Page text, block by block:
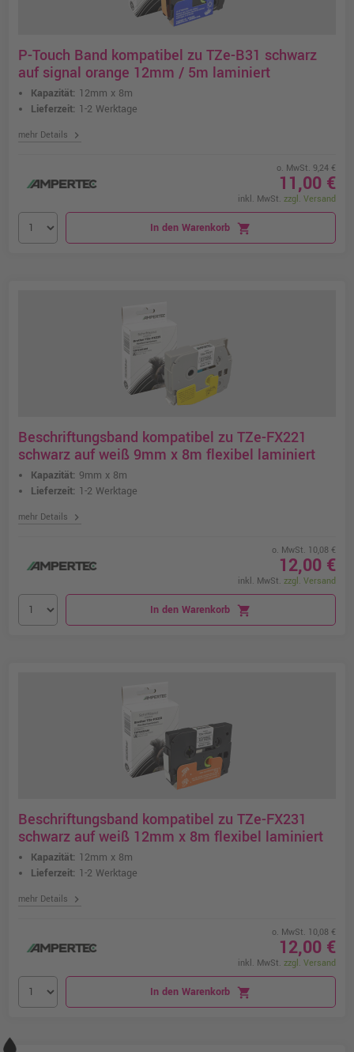
P-Touch Band kompatibel zu TZe-B31 schwarz
auf signal orange 12mm / 5m laminiert
Kapazität: 12mm x 8m
Lieferzeit: 1-2 Werktage
mehr Details chevron_right
o. MwSt. 9,24 €
11,00 €
inkl. MwSt. zzgl. Versand
In den Warenkorb shopping_cart
Beschriftungsband kompatibel zu TZe-FX221
schwarz auf weiß 9mm x 8m flexibel laminiert
Kapazität: 9mm x 8m
Lieferzeit: 1-2 Werktage
mehr Details chevron_right
o. MwSt. 10,08 €
12,00 €
inkl. MwSt. zzgl. Versand
In den Warenkorb shopping_cart
Beschriftungsband kompatibel zu TZe-FX231
schwarz auf weiß 12mm x 8m flexibel laminiert
Kapazität: 12mm x 8m
Lieferzeit: 1-2 Werktage
mehr Details chevron_right
o. MwSt. 10,08 €
12,00 €
inkl. MwSt. zzgl. Versand
In den Warenkorb shopping_cart